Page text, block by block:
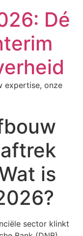
Dé
expertise, onze
is
sector klinkt